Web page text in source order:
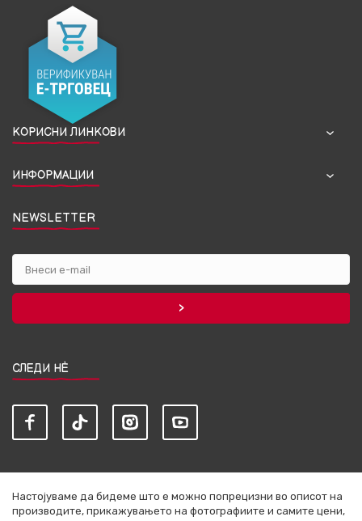
КОРИСНИ ЛИНКОВИ
ИНФОРМАЦИИ
NEWSLETTER
СЛЕДИ НЀ
Настојуваме да бидеме што е можно попрецизни во описот на
производите, прикажувањето на фотографиите и самите цени,